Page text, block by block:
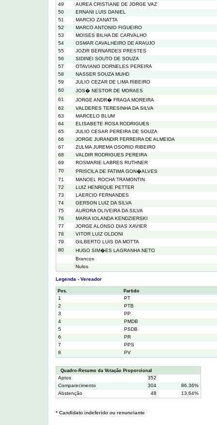
49
AUREA CRISTIANE DE JORGE VAZ
50
ERNANI LUIS DANIEL
51
MARCIO ZANATTA
52
MARCO ANTONIO FIGUEIRO
53
MOISES BILHA DE CARVALHO
54
OSMAR CAVALHEIRO DE ARAUJO
55
JOZIR BERNARDES PRESTES
56
SIDINEI SOUTO DE SOUZA
57
OTAVIANO DORNELES PEREIRA
58
NASSER SOUZA MUHD
59
JULIO CEZAR DE LIMA RIBEIRO
60
JOS� NESTOR DE MORAES
61
JORGE ANDR� FRAGA MOREIRA
62
VALDERES TERESINHA DA SILVA
63
MARCELO BLUM
64
ELISABETE ROSA RODRIGUES
65
JULIO CESAR PEREIRA DE SOUZA
66
JORGE JURANDIR FERREIRA DE ALMEIDA
67
ZULMA JUREMA OSORIO RIBEIRO
68
VALDIR RODRIGUES PEREIRA
69
ROSMARIE LABRES RUTHNER
70
PRISCILA DE FATIMA GON�ALVES
71
MANOEL ROCHA TRAMONTIN
72
LUIZ HENRIQUE PETTER
73
LAERCIO FERNANDES
74
GERSON LUIZ DA SILVA
75
AURORA OLIVEIRA DA SILVA
76
MARIA IOLANDA KENDZIERSKI
77
JORGE ALONSO DIAS XAVIER
78
VITOR LUIZ OLDONI
79
GILBERTO LUIS DA MOTTA
80
HUGO SIM�ES LAGRANHA NETO
Brancos
Nulos
Legenda - Vereador
Pos. Partido
1
PT
2
PTB
3
PP
4
PMDB
5
PSDB
6
PR
7
PPS
8
PV
Quadro-Resumo da Votação Proporcional
Aptos
352
Comparecimento
304
86.36%
Abstenção
48 13.64%
* Candidato indeferido ou renunciante